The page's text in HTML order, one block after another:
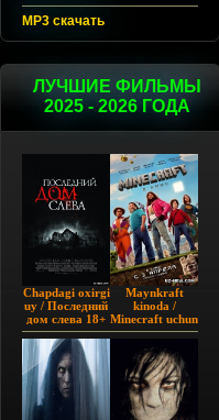
MP3 скачать
ЛУЧШИЕ ФИЛЬМЫ
2025 - 2026 ГОДА
Chapdagi oxirgi
uy / Последний
дом слева 18+
(2009)
Maynkraft
kinoda /
Minecraft uchun
film / Maygiraft
2025 AQSH
filmi